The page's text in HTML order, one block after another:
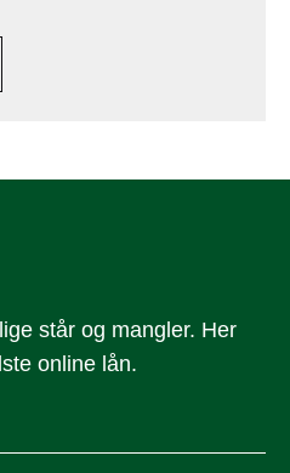
står og mangler. Her
online lån.